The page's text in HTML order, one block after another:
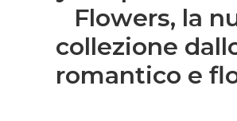
Flowers, la
collezione
romantico e